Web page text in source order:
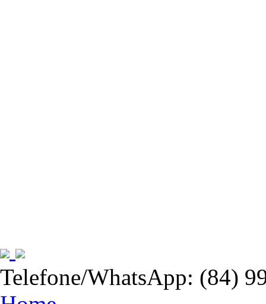
Telefone/WhatsApp: (84)